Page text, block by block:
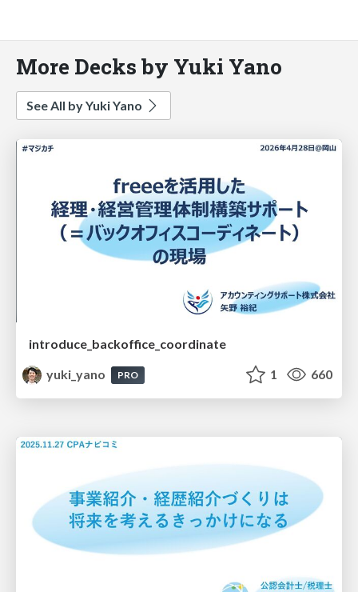
More Decks by Yuki Yano
See All by Yuki Yano
introduce_backoffice_coordinate
yuki_yano
PRO 1 660